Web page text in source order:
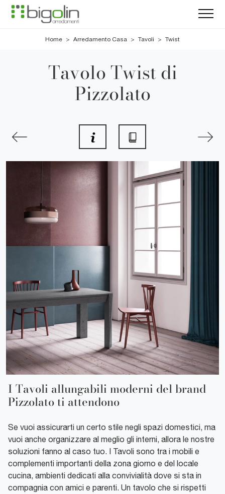
Home > Arredamento Casa > Tavoli > Twist
Tavolo Twist di
Pizzolato
I Tavoli allungabili moderni del brand
Pizzolato ti attendono
Se vuoi assicurarti un certo stile negli spazi domestici, ma
vuoi anche organizzare al meglio gli interni, allora le nostre
soluzioni fanno al caso tuo. I Tavoli sono tra i mobili e
complementi importanti della zona giorno e del locale
cucina, ambienti dedicati alla convivialità dove si sta in
compagnia con amici e parenti. Un tavolo che si rispetti